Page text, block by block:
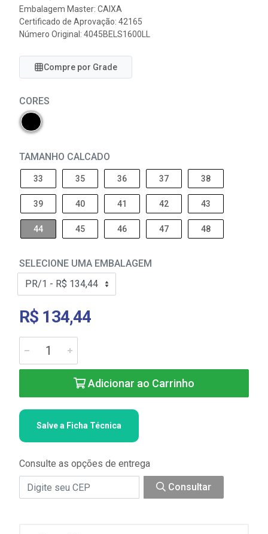
Embalagem Master: CAIXA
Certificado de Aprovação: 42165
Número Original: 4045BELS1600LL
Compre por Grade
CORES
TAMANHO CALCADO
33 35 36 37 38
39 40 41 42 43
44 45 46 47 48
SELECIONE UMA EMBALAGEM
R$ 134,44
Adicionar ao Carrinho
Salve a Ficha Técnica
Consulte as opções de entrega
Consultar